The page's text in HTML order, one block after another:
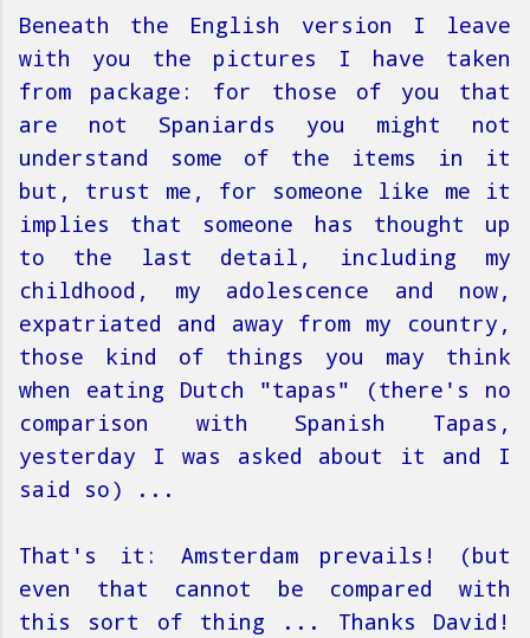
Beneath the English version I leave
with you the pictures I have taken
from package: for those of you that
are not Spaniards you might not
understand some of the items in it
but, trust me, for someone like me it
implies that someone has thought up
to the last detail, including my
childhood, my adolescence and now,
expatriated and away from my country,
those kind of things you may think
when eating Dutch "tapas" (there's no
comparison with Spanish Tapas,
yesterday I was asked about it and I
said so) ...
That's it: Amsterdam prevails! (but
even that cannot be compared with
this sort of thing ... Thanks David!